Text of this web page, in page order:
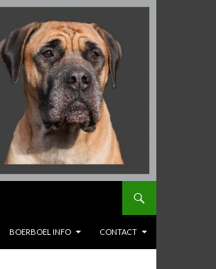
BOERBOEL INFO CONTACT